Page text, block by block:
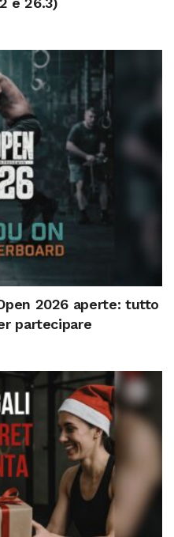
2026 aperte: tutto
partecipare